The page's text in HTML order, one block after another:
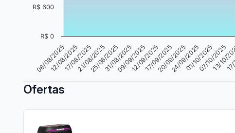
08/08/2025
12/08/2025
17/08/2025
21/08/2025
25/08/2025
31/08/2025
09/09/2025
12/09/2025
17/09/2025
20/09/2025
24/09/2025
01/10/2025
07/10/2025
13/10/
R$ 0
R$ 600
Ofertas